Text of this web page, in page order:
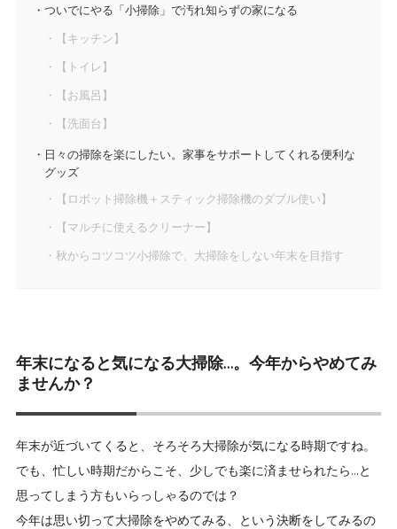
ついでにやる「小掃除」で汚れ知らずの家になる
【キッチン】
【トイレ】
【お風呂】
【洗面台】
日々の掃除を楽にしたい。家事をサポートしてくれる便利な
グッズ
【ロボット掃除機＋スティック掃除機のダブル使い】
【マルチに使えるクリーナー】
秋からコツコツ小掃除で、大掃除をしない年末を目指す
年末になると気になる大掃除…。今年からやめてみ
ませんか？
年末が近づいてくると、そろそろ大掃除が気になる時期ですね。
でも、忙しい時期だからこそ、少しでも楽に済ませられたら…と
思ってしまう方もいらっしゃるのでは？
今年は思い切って大掃除をやめてみる、という決断をしてみるの